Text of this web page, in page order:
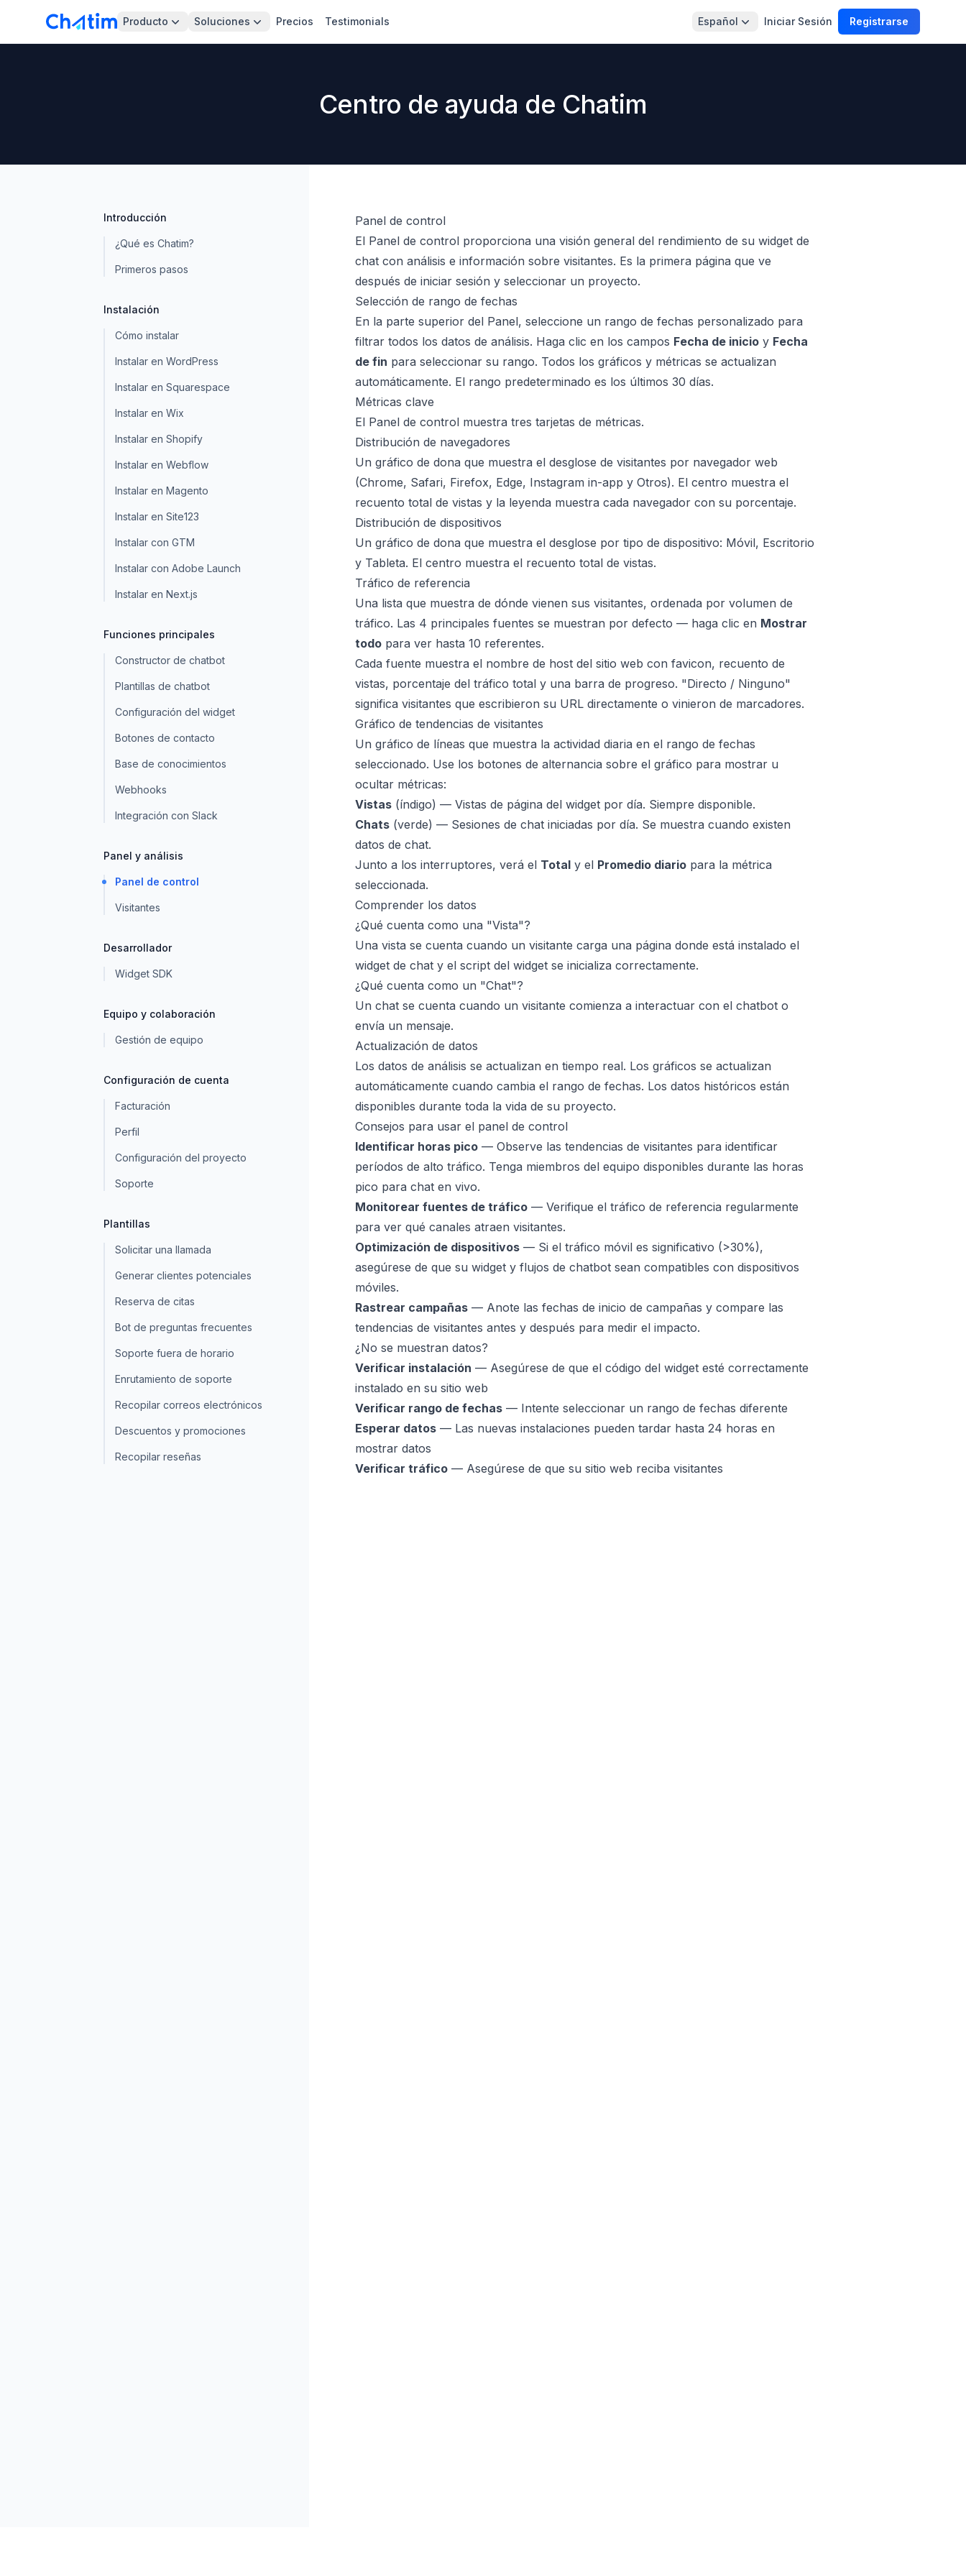
Producto Soluciones Precios Testimonials Español Iniciar Sesión Registrarse
Centro de ayuda de Chatim
Introducción
¿Qué es Chatim?
Primeros pasos
Instalación
Cómo instalar
Instalar en WordPress
Instalar en Squarespace
Instalar en Wix
Instalar en Shopify
Instalar en Webflow
Instalar en Magento
Instalar en Site123
Instalar con GTM
Instalar con Adobe Launch
Instalar en Next.js
Funciones principales
Constructor de chatbot
Plantillas de chatbot
Configuración del widget
Botones de contacto
Base de conocimientos
Webhooks
Integración con Slack
Panel y análisis
Panel de control
Visitantes
Desarrollador
Widget SDK
Equipo y colaboración
Gestión de equipo
Configuración de cuenta
Facturación
Perfil
Configuración del proyecto
Soporte
Plantillas
Solicitar una llamada
Generar clientes potenciales
Reserva de citas
Bot de preguntas frecuentes
Soporte fuera de horario
Enrutamiento de soporte
Recopilar correos electrónicos
Descuentos y promociones
Recopilar reseñas
Panel de control
El Panel de control proporciona una visión general del rendimiento de su widget de
chat con análisis e información sobre visitantes. Es la primera página que ve
después de iniciar sesión y seleccionar un proyecto.
Selección de rango de fechas
En la parte superior del Panel, seleccione un rango de fechas personalizado para
filtrar todos los datos de análisis. Haga clic en los campos Fecha de inicio y Fecha
de fin para seleccionar su rango. Todos los gráficos y métricas se actualizan
automáticamente. El rango predeterminado es los últimos 30 días.
Métricas clave
El Panel de control muestra tres tarjetas de métricas.
Distribución de navegadores
Un gráfico de dona que muestra el desglose de visitantes por navegador web
(Chrome, Safari, Firefox, Edge, Instagram in-app y Otros). El centro muestra el
recuento total de vistas y la leyenda muestra cada navegador con su porcentaje.
Distribución de dispositivos
Un gráfico de dona que muestra el desglose por tipo de dispositivo: Móvil, Escritorio
y Tableta. El centro muestra el recuento total de vistas.
Tráfico de referencia
Una lista que muestra de dónde vienen sus visitantes, ordenada por volumen de
tráfico. Las 4 principales fuentes se muestran por defecto — haga clic en Mostrar
todo para ver hasta 10 referentes.
Cada fuente muestra el nombre de host del sitio web con favicon, recuento de
vistas, porcentaje del tráfico total y una barra de progreso. "Directo / Ninguno"
significa visitantes que escribieron su URL directamente o vinieron de marcadores.
Gráfico de tendencias de visitantes
Un gráfico de líneas que muestra la actividad diaria en el rango de fechas
seleccionado. Use los botones de alternancia sobre el gráfico para mostrar u
ocultar métricas:
Vistas (índigo) — Vistas de página del widget por día. Siempre disponible.
Chats (verde) — Sesiones de chat iniciadas por día. Se muestra cuando existen
datos de chat.
Junto a los interruptores, verá el Total y el Promedio diario para la métrica
seleccionada.
Comprender los datos
¿Qué cuenta como una "Vista"?
Una vista se cuenta cuando un visitante carga una página donde está instalado el
widget de chat y el script del widget se inicializa correctamente.
¿Qué cuenta como un "Chat"?
Un chat se cuenta cuando un visitante comienza a interactuar con el chatbot o
envía un mensaje.
Actualización de datos
Los datos de análisis se actualizan en tiempo real. Los gráficos se actualizan
automáticamente cuando cambia el rango de fechas. Los datos históricos están
disponibles durante toda la vida de su proyecto.
Consejos para usar el panel de control
Identificar horas pico — Observe las tendencias de visitantes para identificar
períodos de alto tráfico. Tenga miembros del equipo disponibles durante las horas
pico para chat en vivo.
Monitorear fuentes de tráfico — Verifique el tráfico de referencia regularmente
para ver qué canales atraen visitantes.
Optimización de dispositivos — Si el tráfico móvil es significativo (>30%),
asegúrese de que su widget y flujos de chatbot sean compatibles con dispositivos
móviles.
Rastrear campañas — Anote las fechas de inicio de campañas y compare las
tendencias de visitantes antes y después para medir el impacto.
¿No se muestran datos?
Verificar instalación — Asegúrese de que el código del widget esté correctamente
instalado en su sitio web
Verificar rango de fechas — Intente seleccionar un rango de fechas diferente
Esperar datos — Las nuevas instalaciones pueden tardar hasta 24 horas en
mostrar datos
Verificar tráfico — Asegúrese de que su sitio web reciba visitantes